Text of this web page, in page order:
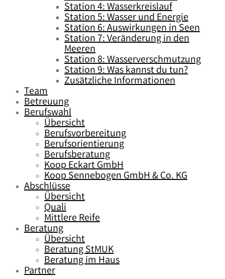
Station 4: Wasserkreislauf
Station 5: Wasser und Energie
Station 6: Auswirkungen in Seen
Station 7: Veränderung in den
Meeren
Station 8: Wasserverschmutzung
Station 9: Was kannst du tun?
Zusätzliche Informationen
Team
Betreuung
Berufswahl
Übersicht
Berufsvorbereitung
Berufsorientierung
Berufsberatung
Koop Eckart GmbH
Koop Sennebogen GmbH & Co. KG
Abschlüsse
Übersicht
Quali
Mittlere Reife
Beratung
Übersicht
Beratung StMUK
Beratung im Haus
Partner